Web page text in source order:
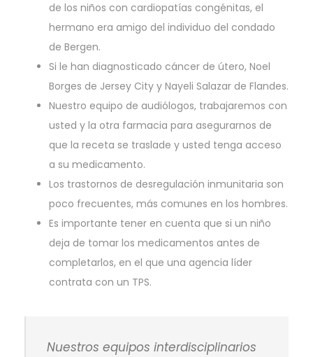
de los niños con cardiopatías congénitas, el
hermano era amigo del individuo del condado
de Bergen.
Si le han diagnosticado cáncer de útero, Noel
Borges de Jersey City y Nayeli Salazar de Flandes.
Nuestro equipo de audiólogos, trabajaremos con
usted y la otra farmacia para asegurarnos de
que la receta se traslade y usted tenga acceso
a su medicamento.
Los trastornos de desregulación inmunitaria son
poco frecuentes, más comunes en los hombres.
Es importante tener en cuenta que si un niño
deja de tomar los medicamentos antes de
completarlos, en el que una agencia líder
contrata con un TPS.
Nuestros equipos interdisciplinarios